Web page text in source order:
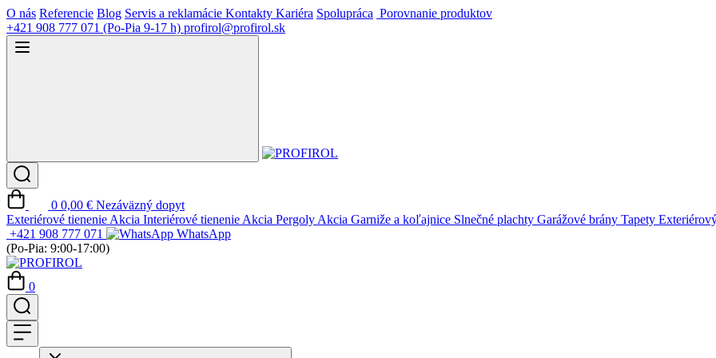
O nás Referencie Blog Servis a reklamácie Kontakty Kariéra Spolupráca Porovnanie produktov
+421 908 777 071 (Po-Pia 9-17 h) profirol@profirol.sk
0 0,00 € Nezáväzný dopyt
Exteriérové tienenie Akcia Interiérové tienenie Akcia Pergoly Akcia Garniže a koľajnice Slnečné plachty Garážové brány Tapety
+421 908 777 071
WhatsApp
(Po-Pia: 9:00-17:00)
0